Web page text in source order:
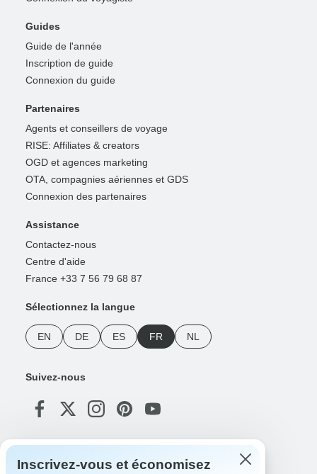
Guides
Guide de l'année
Inscription de guide
Connexion du guide
Partenaires
Agents et conseillers de voyage
RISE: Affiliates & creators
OGD et agences marketing
OTA, compagnies aériennes et GDS
Connexion des partenaires
Assistance
Contactez-nous
Centre d'aide
France +33 7 56 79 68 87
Sélectionnez la langue
EN DE ES FR NL
Suivez-nous
Inscrivez-vous et économisez